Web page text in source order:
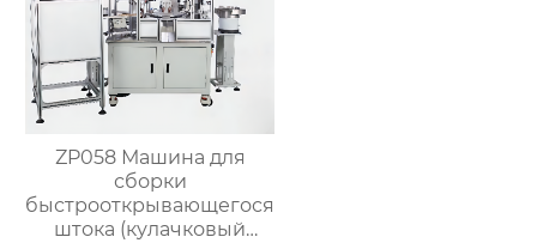
ZP058 Машина для
сборки
быстрооткрывающегося
штока (кулачковый